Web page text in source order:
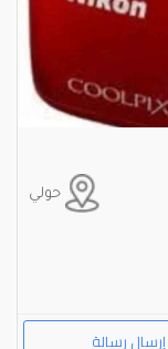
حولي
إرسال رسالة